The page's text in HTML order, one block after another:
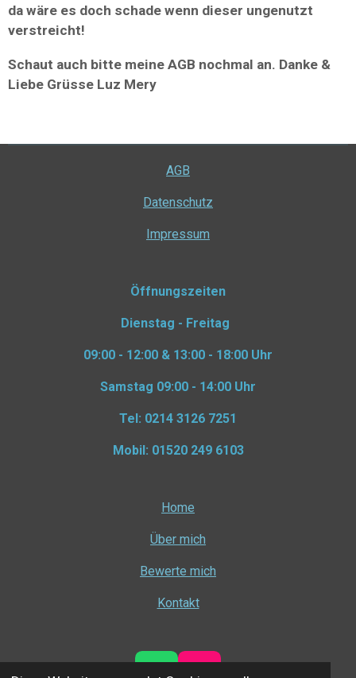
da wäre es doch schade wenn dieser ungenutzt
verstreicht!
Schaut auch bitte meine AGB nochmal an. Danke &
Liebe Grüsse Luz Mery
AGB
Datenschutz
Impressum
Öffnungszeiten
Dienstag - Freitag
09:00 - 12:00 & 13:00 - 18:00 Uhr
Samstag 09:00 - 14:00 Uhr
Tel: 0214 3126 7251
Mobil: 01520 249 6103
Home
Über mich
Bewerte mich
Kontakt